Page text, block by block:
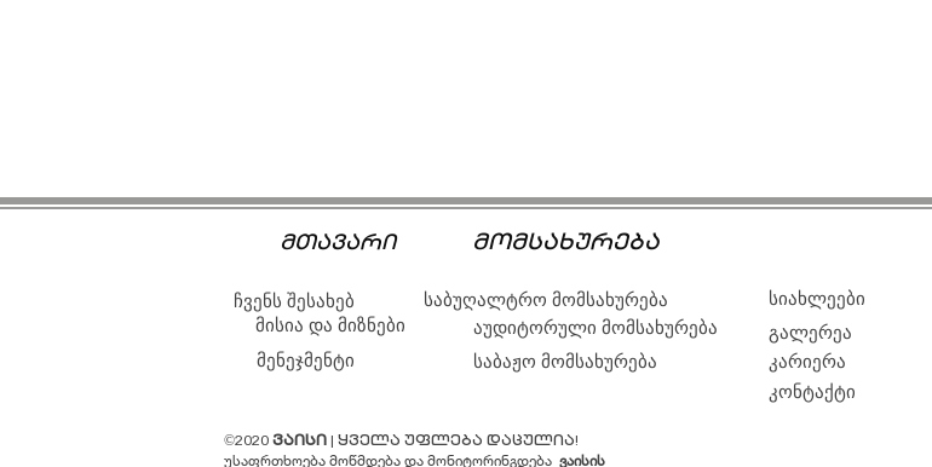
მთავარი მომსახურება
ჩვენს შესახებ
მისია და მიზნები
საბუღალტრო მომსახურება
აუდიტორული მომსახურება
მენეჯმენტი
საბაჟო მომსახურება
სიახლეები
გალერეა
კარიერა
კონტაქტი
©2020 ვაისი | ყველა უფლება დაცულია!
უსაფრთხოება მოწმდება და მონიტორინგდება ვაისის